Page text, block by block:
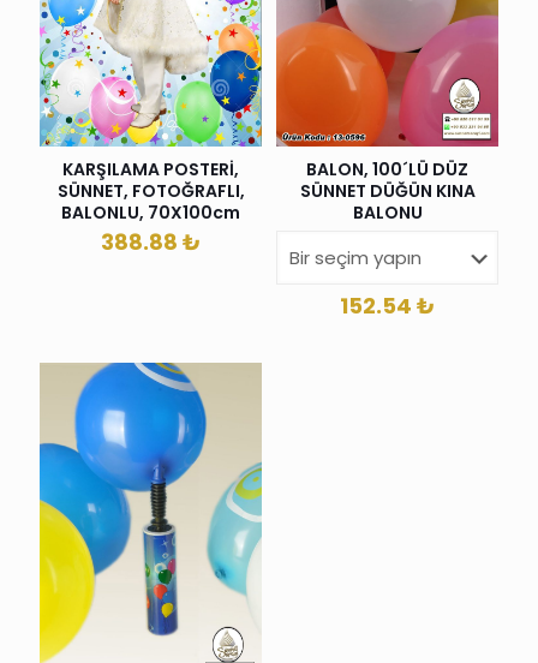
KARŞILAMA POSTERİ,
SÜNNET, FOTOĞRAFLI,
BALONLU, 70X100cm
388.88 ₺
BALON, 100´LÜ DÜZ
SÜNNET DÜĞÜN KINA
BALONU
152.54 ₺